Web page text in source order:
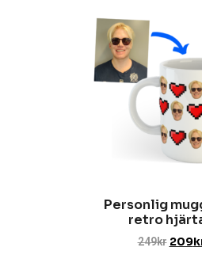
Personlig
retro
249kr 209